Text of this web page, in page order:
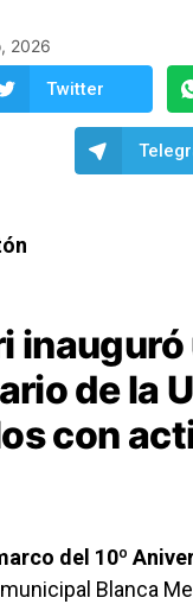
2026
Twitter
de la
con
del 10º
Blanca